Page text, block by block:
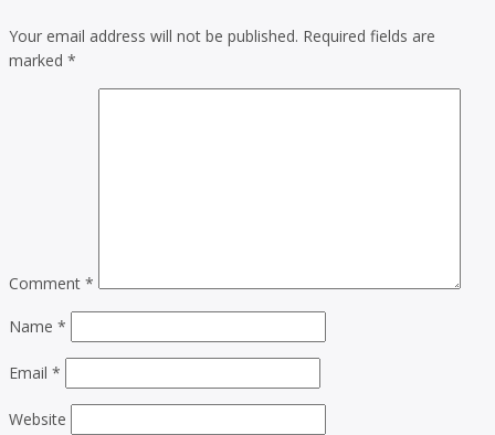
Your email address will not be published. Required fields are
marked *
Comment *
Name *
Email *
Website